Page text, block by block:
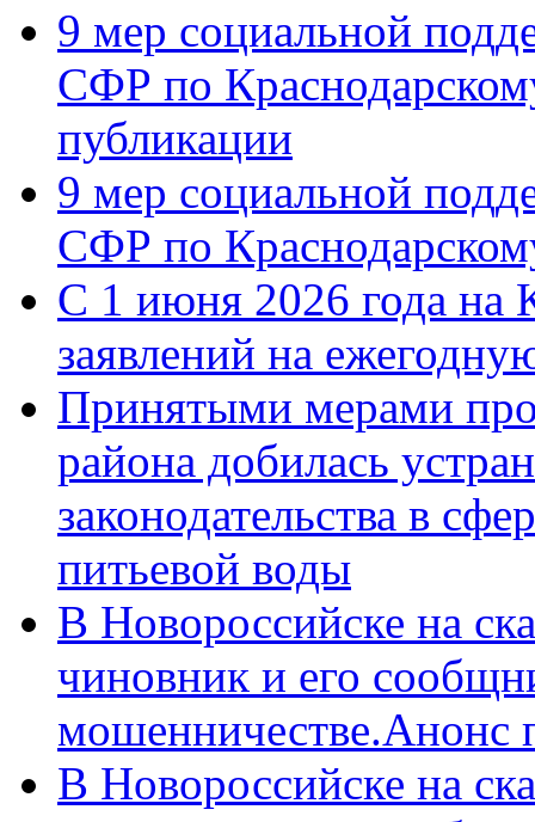
9 мер социальной
СФР по
публикации
9 мер социальной
СФР по
С 1 июня 2026 года на
заявлений на
Принятыми мерами
района добилась
законодательства в
питьевой воды
В Новороссийске на
чиновник и его
мошенничестве.Анонс
В Новороссийске на